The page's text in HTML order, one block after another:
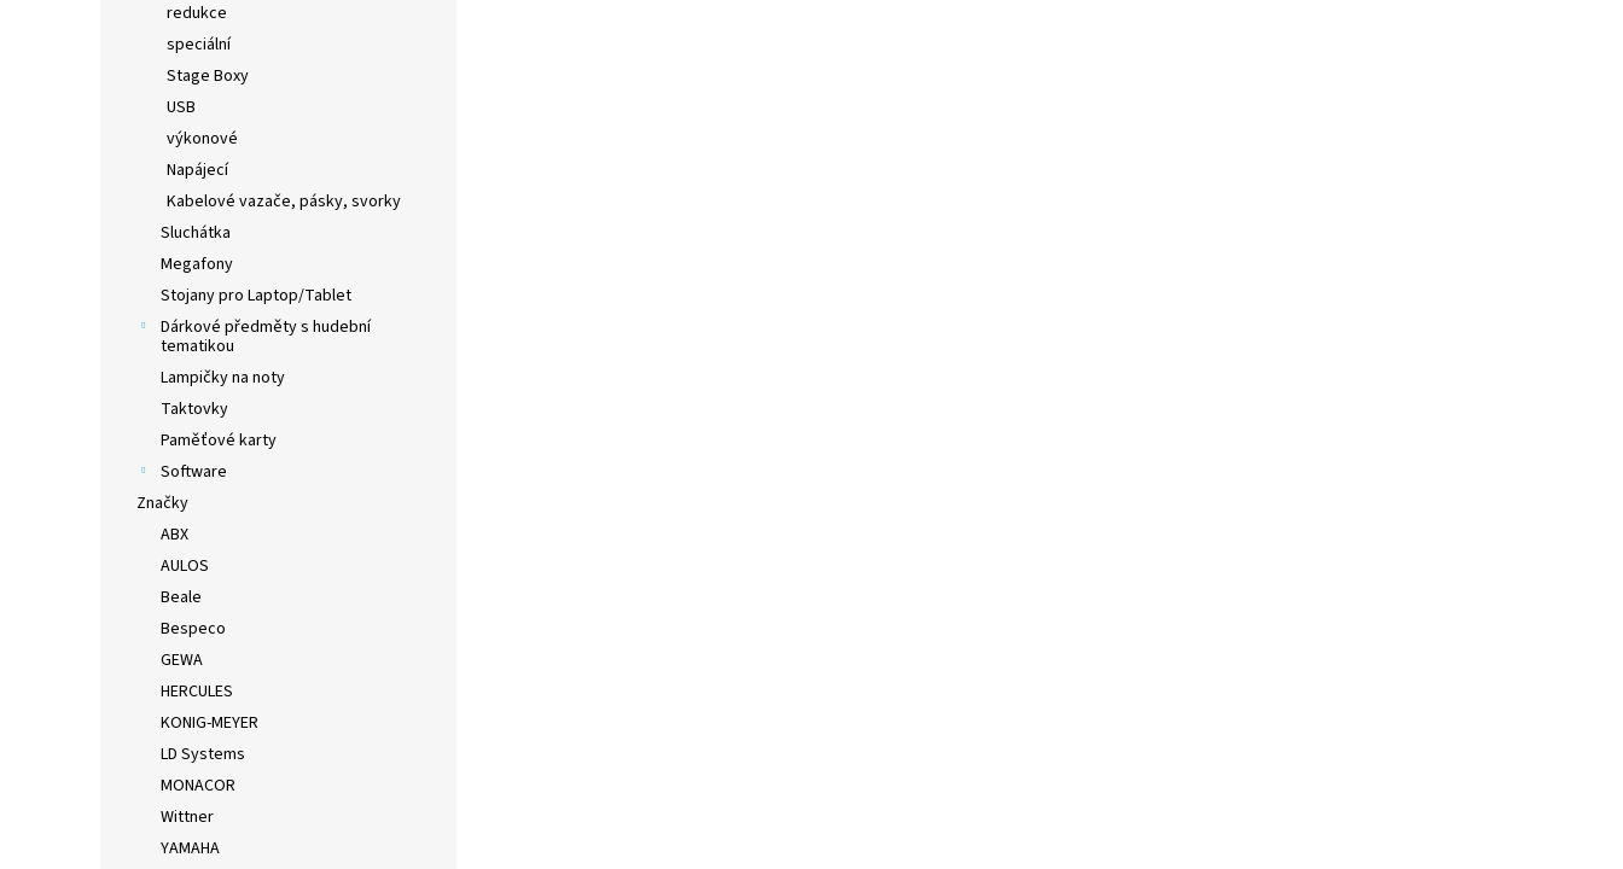
redukce
speciální
Stage Boxy
USB
výkonové
Napájecí
Kabelové vazače, pásky, svorky
Sluchátka
Megafony
Stojany pro Laptop/Tablet
Dárkové předměty s hudební
tematikou
Lampičky na noty
Taktovky
Paměťové karty
Software
Značky
ABX
AULOS
Beale
Bespeco
GEWA
HERCULES
KONIG-MEYER
LD Systems
MONACOR
Wittner
YAMAHA